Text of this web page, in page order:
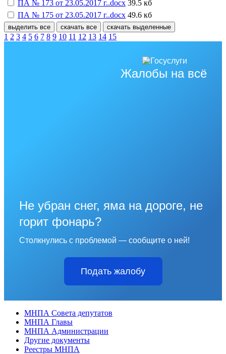
ПА № 173 от 23.05.2017 г..docx 39.5 кб
ПА № 175 от 23.05.2017 г..docx 49.6 кб
выделить все скачать все скачать выделенные
1 2 3 4 5 6 7 8 9 10 11 12 13 14 15
Жалобы на всё
Не убран снег, яма на дороге, не
горит фонарь?
Столкнулись с проблемой — сообщите о ней!
Подать жалобу
МНПА Совета депутатов
МНПА Главы
МНПА Администрации
Другие документы
Реестры МНПА